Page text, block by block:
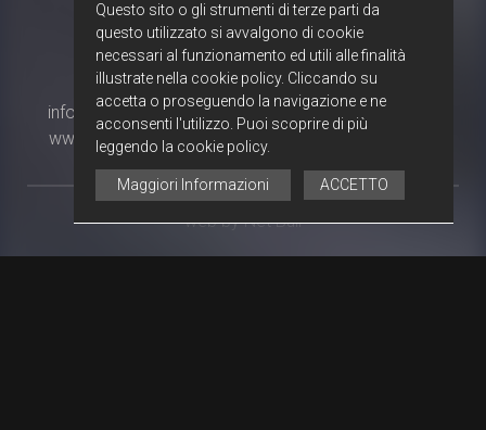
info@croceeuropa.org
www.croceeuropa.org
web by Net Bull
Questo sito o gli strumenti di terze parti da
questo utilizzato si avvalgono di cookie
necessari al funzionamento ed utili alle finalità
illustrate nella cookie policy. Cliccando su
accetta o proseguendo la navigazione e ne
acconsenti l'utilizzo. Puoi scoprire di più
leggendo la cookie policy.
Maggiori Informazioni ACCETTO